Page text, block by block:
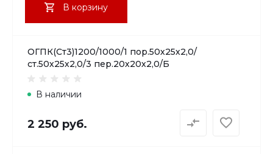
В корзину
ОГПК(Ст3)1200/1000/1 пор.50х25х2,0/
ст.50х25х2,0/3 пер.20х20х2,0/Б
В наличии
2 250 руб.